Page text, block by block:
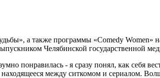
а также программы «Comedy Women»
Челябинской государственной
понравилась - я сразу понял, как себя
находящееся между ситкомом и сериалом.